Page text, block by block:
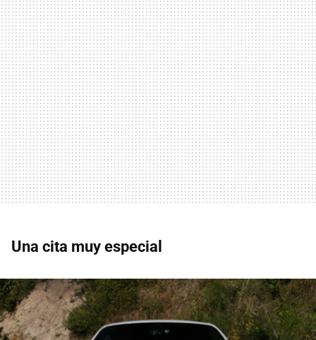
Una cita muy especial